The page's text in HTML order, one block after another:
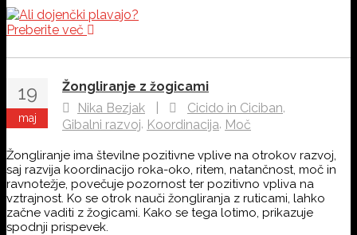
Preberite več
19
maj
Žongliranje z žogicami
Nika Bezjak
Cicido in Ciciban,
Gibalni razvoj, Koordinacija, Moč
Žongliranje ima številne pozitivne vplive na otrokov razvoj,
saj razvija koordinacijo roka-oko, ritem, natančnost, moč in
ravnotežje, povečuje pozornost ter pozitivno vpliva na
vztrajnost. Ko se otrok nauči žongliranja z ruticami, lahko
začne vaditi z žogicami. Kako se tega lotimo, prikazuje
spodnji prispevek.